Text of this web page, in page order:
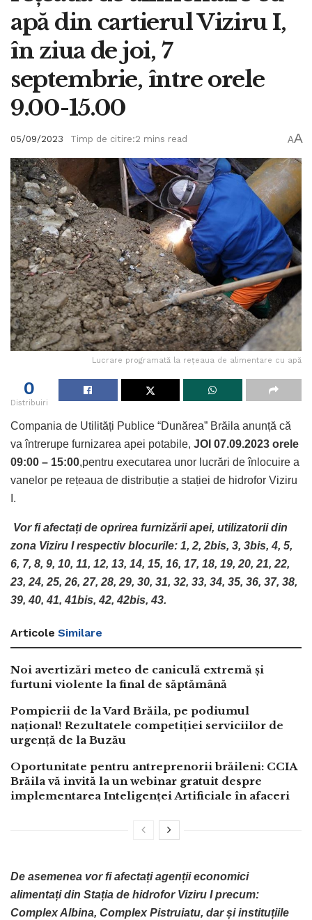
apă din cartierul Viziru I,
în ziua de joi, 7
septembrie, între orele
9.00-15.00
05/09/2023 Timp de citire:2 mins read AA
Lucrare programată la rețeaua de alimentare cu apă
0
Distribuiri
Compania de Utilități Publice “Dunărea” Brăila anunță că
va întrerupe furnizarea apei potabile, JOI 07.09.2023 orele
09:00 – 15:00,pentru executarea unor lucrări de înlocuire a
vanelor pe rețeaua de distribuție a stației de hidrofor Viziru
I.
Vor fi afectați de oprirea furnizării apei, utilizatorii din
zona Viziru I respectiv blocurile: 1, 2, 2bis, 3, 3bis, 4, 5,
6, 7, 8, 9, 10, 11, 12, 13, 14, 15, 16, 17, 18, 19, 20, 21, 22,
23, 24, 25, 26, 27, 28, 29, 30, 31, 32, 33, 34, 35, 36, 37, 38,
39, 40, 41, 41bis, 42, 42bis, 43.
Articole Similare
Noi avertizări meteo de caniculă extremă și
furtuni violente la final de săptămână
Pompierii de la Vard Brăila, pe podiumul
național! Rezultatele competiției serviciilor de
urgență de la Buzău
Oportunitate pentru antreprenorii brăileni: CCIA
Brăila vă invită la un webinar gratuit despre
implementarea Inteligenței Artificiale în afaceri
De asemenea vor fi afectați agenții economici
alimentați din Stația de hidrofor Viziru I precum:
Complex Albina, Complex Pistruiatu, dar și instituțiile